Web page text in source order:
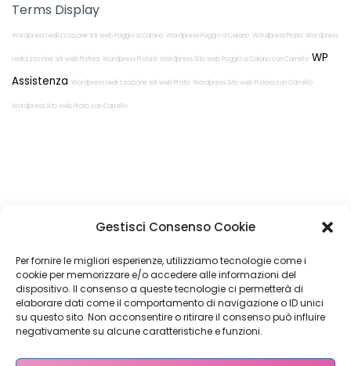
Gestisci Consenso Cookie
Per fornire le migliori esperienze, utilizziamo tecnologie come i
cookie per memorizzare e/o accedere alle informazioni del
dispositivo. Il consenso a queste tecnologie ci permetterà di
elaborare dati come il comportamento di navigazione o ID unici
su questo sito. Non acconsentire o ritirare il consenso può influire
negativamente su alcune caratteristiche e funzioni.
Terms Display
Wordpress realizzazione siti web Poggio a Caiano Wordpress Poggio a Caiano Wordpress Prato Wordpress
realizzazione siti web Pistoia Wordpress Pistoia Wordpress Sito web Poggio a Caiano con Carrello WP
Assistenza Wordpress realizzazione siti web Prato Wordpress Sito web Pistoia con Carrello
Wordpress Sito web Prato con Carrello
Restiamo in
contatto!
Come possiamo Aiutarti?